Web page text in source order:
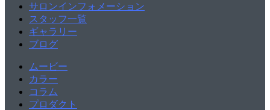
サロンインフォメーション
スタッフ一覧
ギャラリー
ブログ
ムービー
カラー
コラム
プロダクト